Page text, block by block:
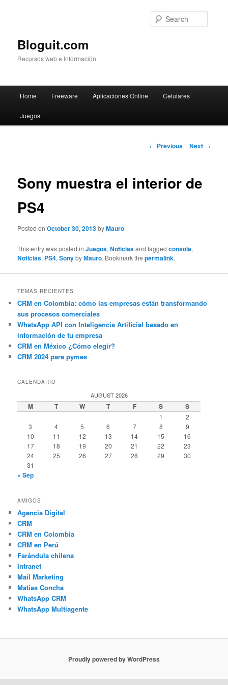
Bloguit.com
Recursos web e Información
Skip
to
Home Freeware Aplicaciones Online Celulares
Juegos
Post
← Previous Next →
Sony muestra el interior de
PS4
Posted onOctober 30, 2013byMauro
This entry was posted inJuegos,Noticiasand taggedconsola,
Noticias, PS4,SonybyMauro. Bookmark thepermalink.
TEMAS RECIENTES
CRM en Colombia: cómo las empresas están transformando
sus procesos comerciales
WhatsApp API con Inteligencia Artificial basado en
información de tu empresa
CRM en México ¿Cómo elegir?
CRM 2024 para pymes
CALENDARIO
AUGUST 2026
M T W T F S S
1
2
3
4 5 6 7 8
9
10
11 12 13 14 15
16
17
18 19 20 21 22
23
24
25 26 27 28 29
30
31
« Sep
AMIGOS
Agencia Digital
CRM
CRM en Colombia
CRM en Perú
Farándula chilena
Intranet
Mail Marketing
Matias Concha
WhatsApp CRM
WhatsApp Multiagente
Proudly powered by WordPress